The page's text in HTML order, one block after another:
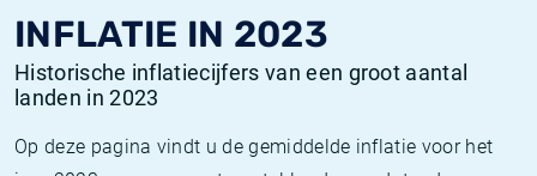
INFLATIE IN 2023
Historische inflatiecijfers van een groot aantal
landen in 2023
Op deze pagina vindt u de gemiddelde inflatie voor het